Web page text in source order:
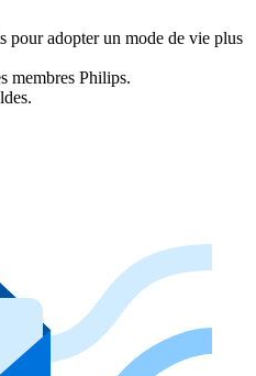
pour adopter un mode de vie plus
membres Philips.